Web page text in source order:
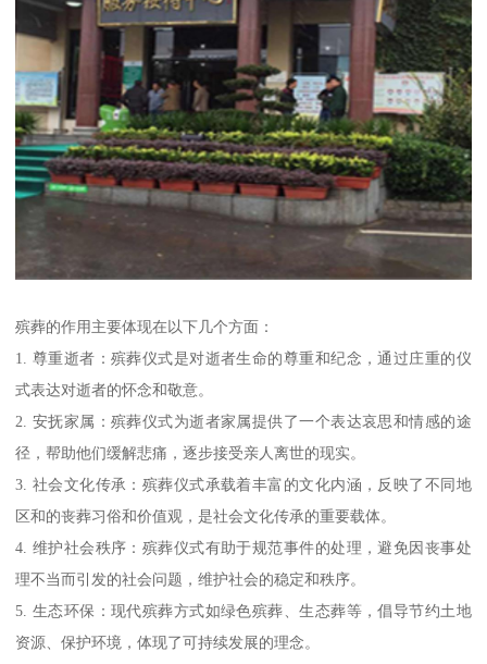
殡葬的作用主要体现在以下几个方面：
1. 尊重逝者：殡葬仪式是对逝者生命的尊重和纪念，通过庄重的仪
式表达对逝者的怀念和敬意。
2. 安抚家属：殡葬仪式为逝者家属提供了一个表达哀思和情感的途
径，帮助他们缓解悲痛，逐步接受亲人离世的现实。
3. 社会文化传承：殡葬仪式承载着丰富的文化内涵，反映了不同地
区和的丧葬习俗和价值观，是社会文化传承的重要载体。
4. 维护社会秩序：殡葬仪式有助于规范事件的处理，避免因丧事处
理不当而引发的社会问题，维护社会的稳定和秩序。
5. 生态环保：现代殡葬方式如绿色殡葬、生态葬等，倡导节约土地
资源、保护环境，体现了可持续发展的理念。